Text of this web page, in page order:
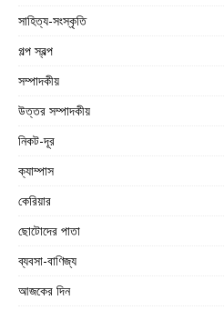
সাহিত্য-সংস্কৃতি
গল্প স্বল্প
সম্পাদকীয়
উত্তর সম্পাদকীয়
নিকট-দূর
ক্যাম্পাস
কেরিয়ার
ছোটোদের পাতা
ব্যবসা-বাণিজ্য
আজকের দিন